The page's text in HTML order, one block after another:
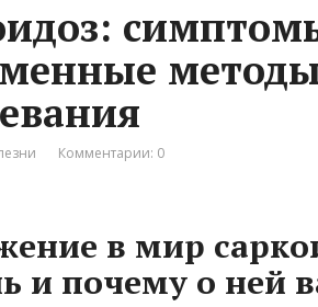
Комментарии: 0
в мир
и почему о ней